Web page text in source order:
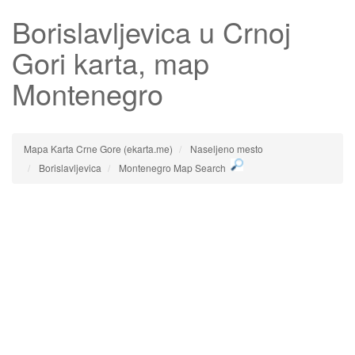
Borislavljevica u Crnoj
Gori karta, map
Montenegro
Mapa Karta Crne Gore (ekarta.me)
Naseljeno mesto
Borislavljevica
Montenegro Map Search